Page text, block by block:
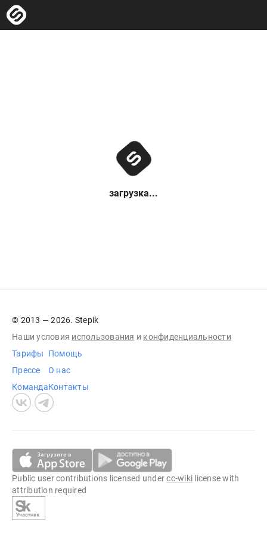
загрузка...
© 2013 — 2026. Stepik
Наши условия использования и конфиденциальности
Тарифы
Прессе
Команда
Помощь
О нас
Контакты
Public user contributions licensed undercc-wiki license with
attribution required